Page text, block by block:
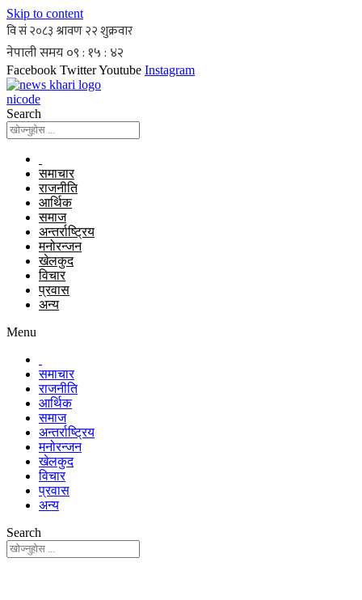
Skip to content
Facebook TwitterYoutube Instagram
nicode
Search
समाचार
राजनीति
आर्थिक
समाज
अन्तर्राष्ट्रिय
मनोरन्जन
खेलकुद
विचार
प्रवास
अन्य
Menu
समाचार
राजनीति
आर्थिक
समाज
अन्तर्राष्ट्रिय
मनोरन्जन
खेलकुद
विचार
प्रवास
अन्य
Search